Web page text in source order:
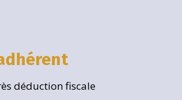
déduction fiscale